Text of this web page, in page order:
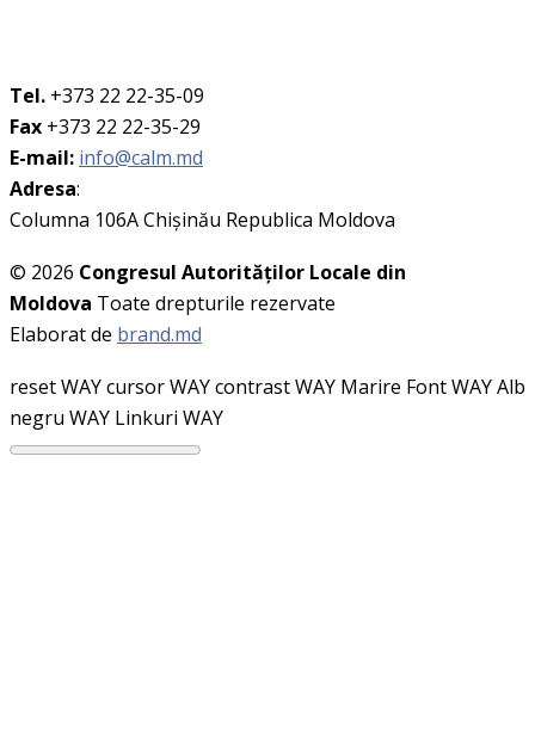
Tel. +373 22 22-35-09
Fax +373 22 22-35-29
E-mail: info@calm.md
Adresa:
Columna 106A Chişinău Republica Moldova
© 2026 Congresul Autorităţilor Locale din
Moldova Toate drepturile rezervate
Elaborat de brand.md
reset WAYcursor WAYcontrast WAY Marire Font WAYAlb
negru WAY Linkuri WAY